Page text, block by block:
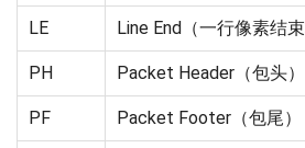
LE Line End（一行像素结束
PH Packet Header（包头）
PF Packet Footer（包尾）